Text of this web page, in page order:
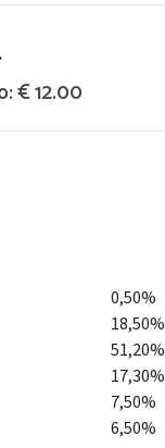
€12.00
0,50%
18,50%
51,20%
17,30%
7,50%
6,50%